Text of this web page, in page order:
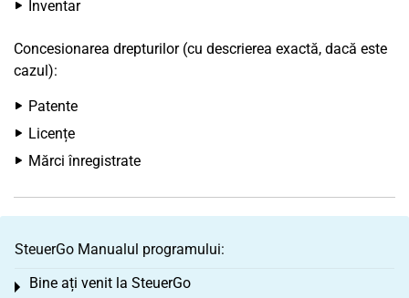
Inventar
Concesionarea drepturilor (cu descrierea exactă, dacă este
cazul):
Patente
Licențe
Mărci înregistrate
SteuerGo Manualul programului:
Bine ați venit la SteuerGo
Toggle menu